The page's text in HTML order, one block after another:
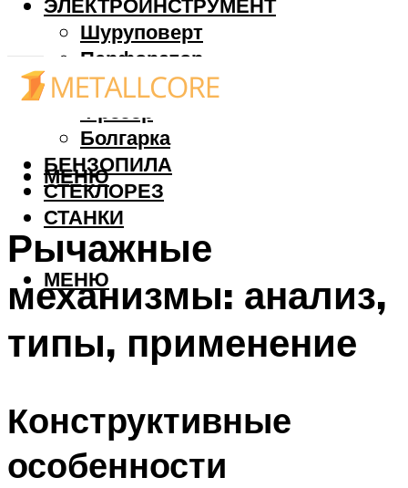
ЭЛЕКТРОИНСТРУМЕНТ
Шуруповерт
Перфоратор
Дрель
Фрезер
Болгарка
БЕНЗОПИЛА
СТЕКЛОРЕЗ
СТАНКИ
МЕНЮ
МЕНЮ
Рычажные
механизмы: анализ,
типы, применение
Конструктивные
особенности